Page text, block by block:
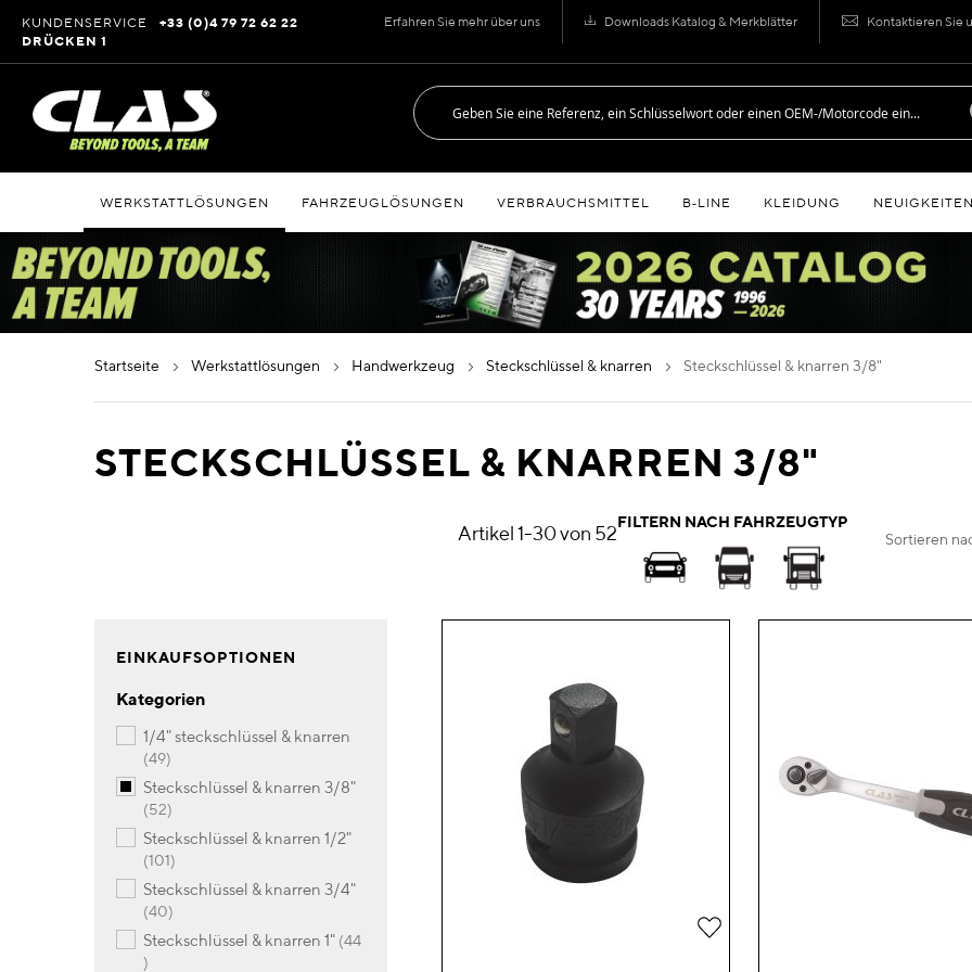
Erfahren Sie mehr über uns Downloads Katalog & Merkblätter Kontaktieren Sie
Inhalt
springen
KUNDENSERVICE
+33 (0)4 79 72 62 22
DRÜCKEN 1
WERKSTATTLÖSUNGEN FAHRZEUGLÖSUNGEN VERBRAUCHSMITTEL B‑LINE KLEIDUNG NEUIGKEITEN
startseite werkstattlösungen handwerkzeug steckschlüssel & knarren steckschlüssel & knarren 3/8"
STECKSCHLÜSSEL & KNARREN 3/8"
Artikel1-30von 52FILTERN NACH FAHRZEUGTYP
Sortieren
Zur
EINKAUFSOPTIONEN
Kategorien
1/4" steckschlüssel & knarren
49Artikel
steckschlüssel & knarren 3/8"
52Artikel
steckschlüssel & knarren 1/2"
101Artikel
steckschlüssel & knarren 3/4"
40Artikel
steckschlüssel & knarren 1" 44
Artikel